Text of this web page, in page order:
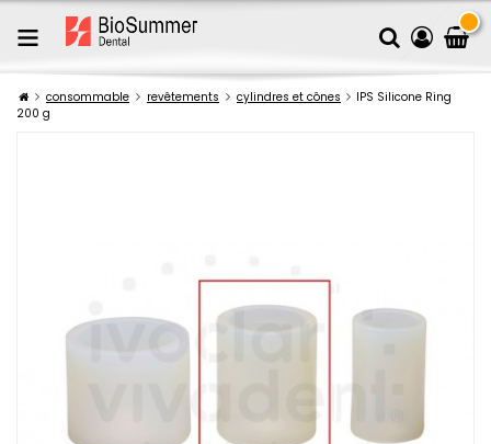
consommable revêtements cylindres et cônes
IPS Silicone Ring
200 g